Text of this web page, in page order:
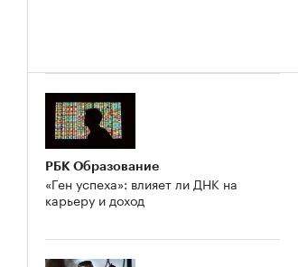
РБК Образование
«Ген успеха»: влияет ли ДНК на
карьеру и доход